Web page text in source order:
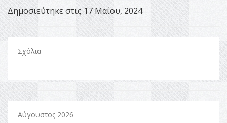
Δημοσιεύτηκε στις 17 Μαΐου, 2024
Σχόλια
Αύγουστος 2026